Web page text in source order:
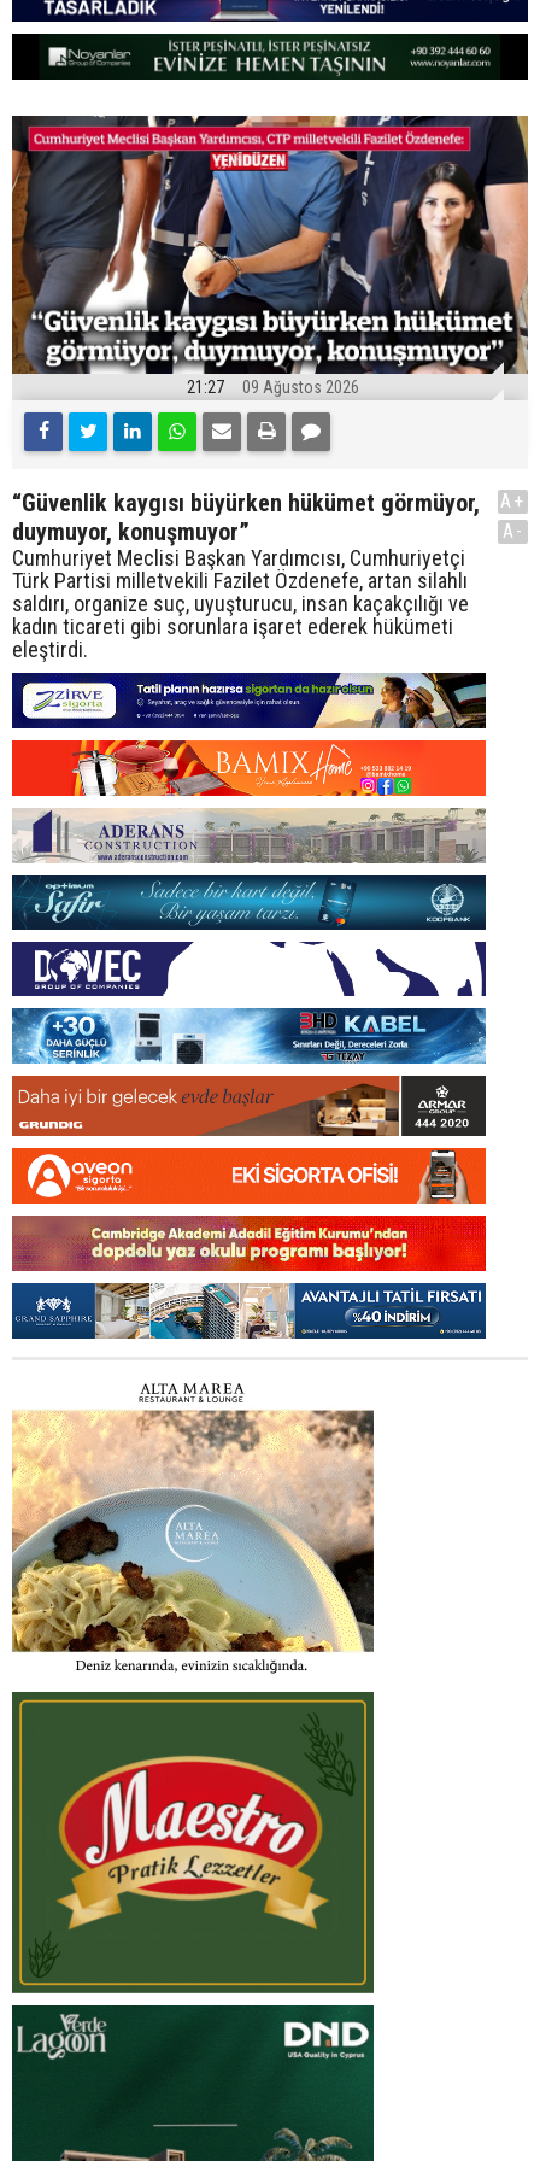
21:27 09 Ağustos 2026
“Güvenlik kaygısı büyürken hükümet görmüyor,
duymuyor, konuşmuyor”
Cumhuriyet Meclisi Başkan Yardımcısı, Cumhuriyetçi
Türk Partisi milletvekili Fazilet Özdenefe, artan silahlı
saldırı, organize suç, uyuşturucu, insan kaçakçılığı ve
kadın ticareti gibi sorunlara işaret ederek hükümeti
eleştirdi.
A+
A-